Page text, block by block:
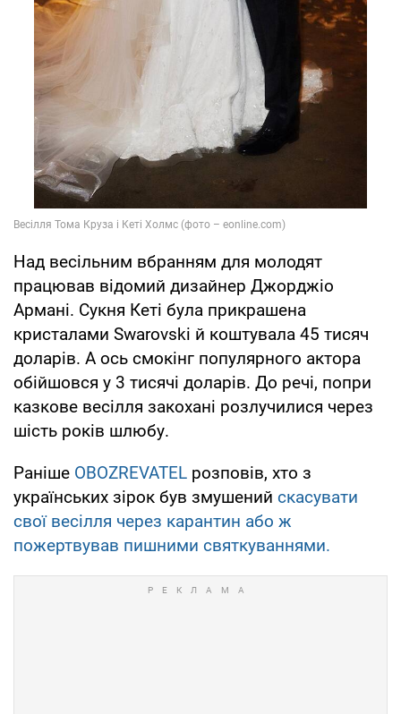
Над весільним вбранням для молодят
працював відомий дизайнер Джорджіо
Армані. Сукня Кеті була прикрашена
кристалами Swarovski й коштувала 45 тисяч
доларів. А ось смокінг популярного актора
обійшовся у 3 тисячі доларів. До речі, попри
казкове весілля закохані розлучилися через
шість років шлюбу.
Раніше OBOZREVATEL розповів, хто з
українських зірок був змушений скасувати
свої весілля через карантин або ж
пожертвував пишними святкуваннями.